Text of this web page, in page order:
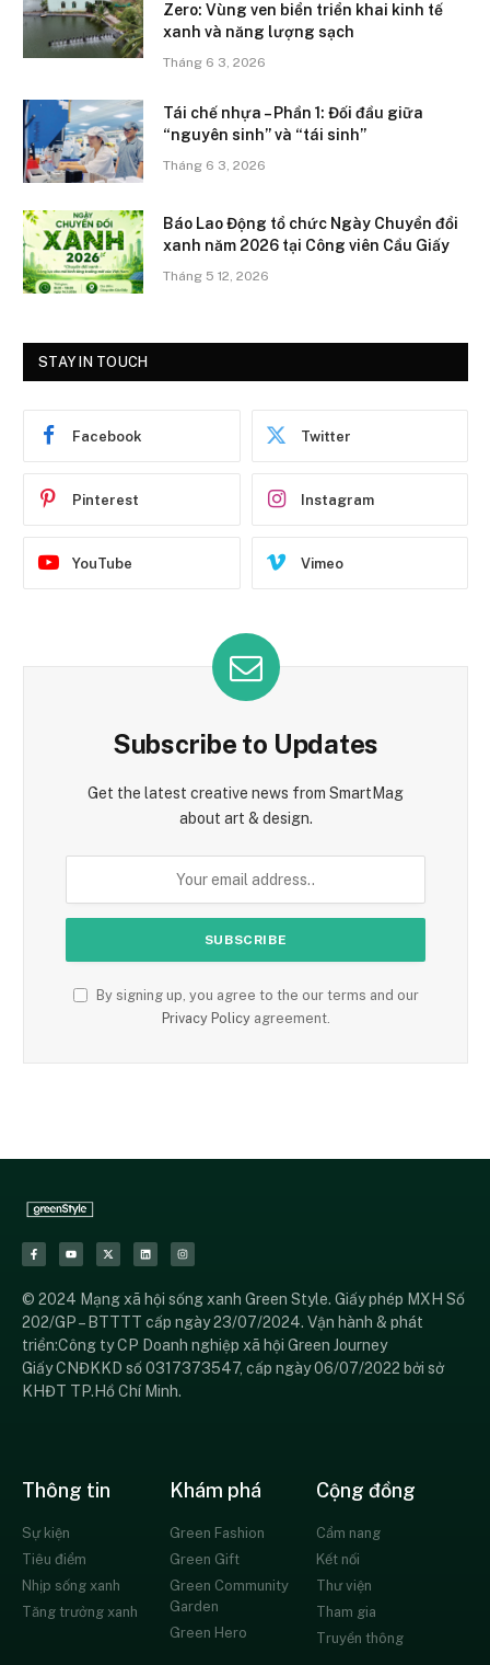
Zero: Vùng ven biển triển khai kinh tế
xanh và năng lượng sạch
Tháng 6 3, 2026
Tái chế nhựa – Phần 1: Đối đầu giữa
“nguyên sinh” và “tái sinh”
Tháng 6 3, 2026
Báo Lao Động tổ chức Ngày Chuyển đổi
xanh năm 2026 tại Công viên Cầu Giấy
Tháng 5 12, 2026
STAY IN TOUCH
Facebook Twitter
Pinterest Instagram
YouTube Vimeo
Subscribe to Updates
Get the latest creative news from SmartMag
about art & design.
By signing up, you agree to the our terms and our
Privacy Policyagreement.
© 2024 Mạng xã hội sống xanh Green Style. Giấy phép MXH Số
202/GP – BTTTT cấp ngày 23/07/2024. Vận hành & phát
triển:Công ty CP Doanh nghiệp xã hội Green Journey
Giấy CNĐKKD số 0317373547, cấp ngày 06/07/2022 bởi sở
KHĐT TP.Hồ Chí Minh.
Thông tin
Sự kiện
Tiêu điểm
Nhịp sống xanh
Tăng trưởng xanh
Khám phá
Green Fashion
Green Gift
Green Community
Garden
Green Hero
Cộng đồng
Cẩm nang
Kết nối
Thư viện
Tham gia
Truyền thông